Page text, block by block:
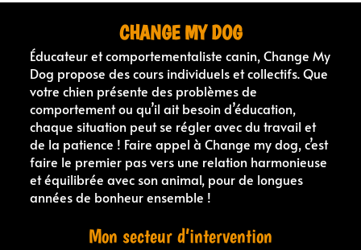
CHANGE MY DOG
Éducateur et comportementaliste canin, Change My
Dog propose des cours individuels et collectifs. Que
votre chien présente des problèmes de
comportement ou qu’il ait besoin d’éducation,
chaque situation peut se régler avec du travail et
de la patience ! Faire appel à Change my dog, c’est
faire le premier pas vers une relation harmonieuse
et équilibrée avec son animal, pour de longues
années de bonheur ensemble !
Mon secteur d’intervention